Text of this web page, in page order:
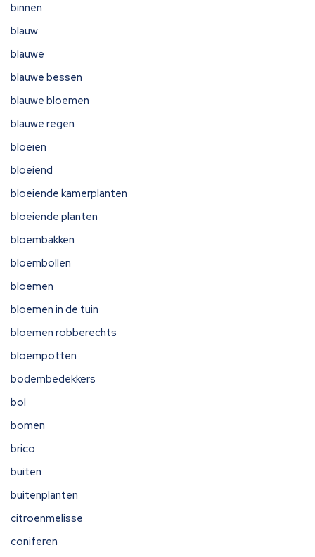
binnen
blauw
blauwe
blauwe bessen
blauwe bloemen
blauwe regen
bloeien
bloeiend
bloeiende kamerplanten
bloeiende planten
bloembakken
bloembollen
bloemen
bloemen in de tuin
bloemen robberechts
bloempotten
bodembedekkers
bol
bomen
brico
buiten
buitenplanten
citroenmelisse
coniferen